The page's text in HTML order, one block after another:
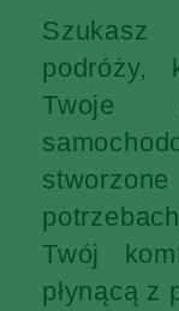
Szukasz
podróży,
Twoje
Twój
płynącą z